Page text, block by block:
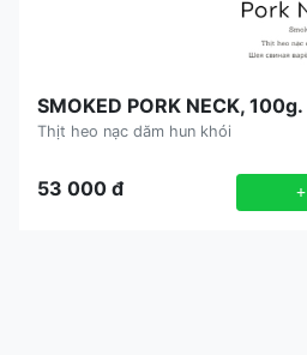
SMOKED PORK NECK, 100g.
Thịt heo nạc dăm hun khói
53 000 đ +